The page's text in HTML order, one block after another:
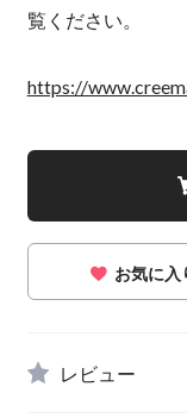
覧ください。
https://
お気に入
レビュー